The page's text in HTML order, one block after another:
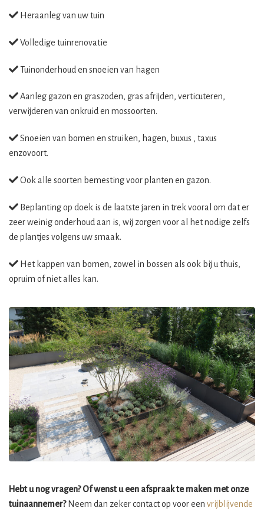
Heraanleg van uw tuin
Volledige tuinrenovatie
Tuinonderhoud en snoeien van hagen
Aanleg gazon en graszoden, gras afrijden, verticuteren,
verwijderen van onkruid en mossoorten.
Snoeien van bomen en struiken, hagen, buxus , taxus
enzovoort.
Ook alle soorten bemesting voor planten en gazon.
Beplanting op doek is de laatste jaren in trek vooral om dat er
zeer weinig onderhoud aan is, wij zorgen voor al het nodige zelfs
de plantjes volgens uw smaak.
Het kappen van bomen, zowel in bossen als ook bij u thuis,
opruim of niet alles kan.
Hebt u nog vragen? Of wenst u een afspraak te maken met onze
tuinaannemer?Neem dan zeker contact op voor een vrijblijvende